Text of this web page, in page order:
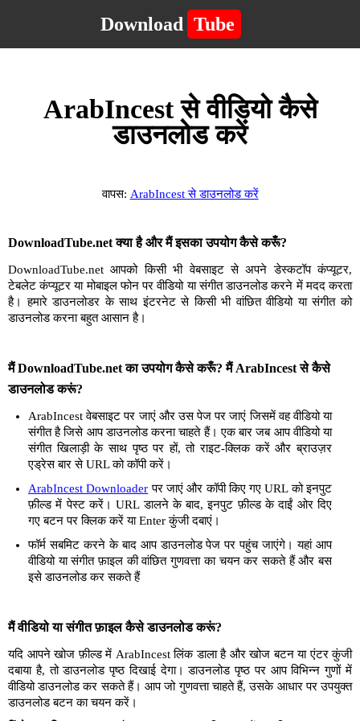
Download Tube
ArabIncest से वीडियो कैसे
डाउनलोड करें
वापस: ArabIncest से डाउनलोड करें
DownloadTube.net क्या है और मैं इसका उपयोग कैसे करूँ?
DownloadTube.net आपको किसी भी वेबसाइट से अपने डेस्कटॉप कंप्यूटर,
टेबलेट कंप्यूटर या मोबाइल फोन पर वीडियो या संगीत डाउनलोड करने में मदद करता
है। हमारे डाउनलोडर के साथ इंटरनेट से किसी भी वांछित वीडियो या संगीत को
डाउनलोड करना बहुत आसान है।
मैं DownloadTube.net का उपयोग कैसे करूँ? मैं ArabIncest से कैसे
डाउनलोड करूं?
ArabIncest वेबसाइट पर जाएं और उस पेज पर जाएं जिसमें वह वीडियो या
संगीत है जिसे आप डाउनलोड करना चाहते हैं। एक बार जब आप वीडियो या
संगीत खिलाड़ी के साथ पृष्ठ पर हों, तो राइट-क्लिक करें और ब्राउज़र
एड्रेस बार से URL को कॉपी करें।
ArabIncest Downloader पर जाएं और कॉपी किए गए URL को इनपुट
फ़ील्ड में पेस्ट करें। URL डालने के बाद, इनपुट फ़ील्ड के दाईं ओर दिए
गए बटन पर क्लिक करें या Enter कुंजी दबाएं।
फॉर्म सबमिट करने के बाद आप डाउनलोड पेज पर पहुंच जाएंगे। यहां आप
वीडियो या संगीत फ़ाइल की वांछित गुणवत्ता का चयन कर सकते हैं और बस
इसे डाउनलोड कर सकते हैं
मैं वीडियो या संगीत फ़ाइल कैसे डाउनलोड करूं?
यदि आपने खोज फ़ील्ड में ArabIncest लिंक डाला है और खोज बटन या एंटर कुंजी
दबाया है, तो डाउनलोड पृष्ठ दिखाई देगा। डाउनलोड पृष्ठ पर आप विभिन्न गुणों में
वीडियो डाउनलोड कर सकते हैं। आप जो गुणवत्ता चाहते हैं, उसके आधार पर उपयुक्त
डाउनलोड बटन का चयन करें।